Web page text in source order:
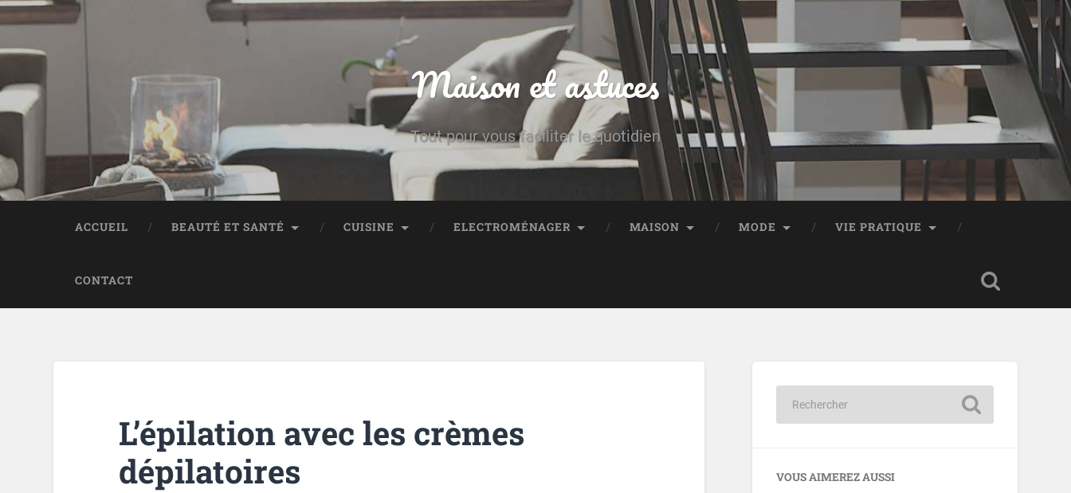
Maison et astuces
Tout pour vous faciliter le quotidien
ACCUEIL BEAUTÉ ET SANTÉ CUISINE ELECTROMÉNAGER MAISON MODE VIE PRATIQUE
CONTACT
L’épilation avec les crèmes
dépilatoires
VOUS AIMEREZ AUSSI